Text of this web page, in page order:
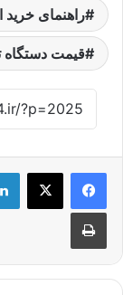
راهنمای خرید
قیمت دستگاه
چاپ